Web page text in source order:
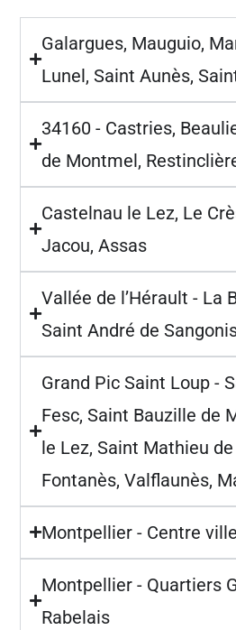
Galargues, Mauguio,
Lunel, Saint Aunès,
34160 - Castries,
de Montmel,
Castelnau le Lez, Le
Jacou, Assas
Vallée de l’Hérault - La
Saint André de
Grand Pic Saint Loup -
Fesc, Saint Bauzille de
le Lez, Saint Mathieu
Fontanès, Valflaunès,
Montpellier - Centre
Montpellier - Quartiers
Rabelais